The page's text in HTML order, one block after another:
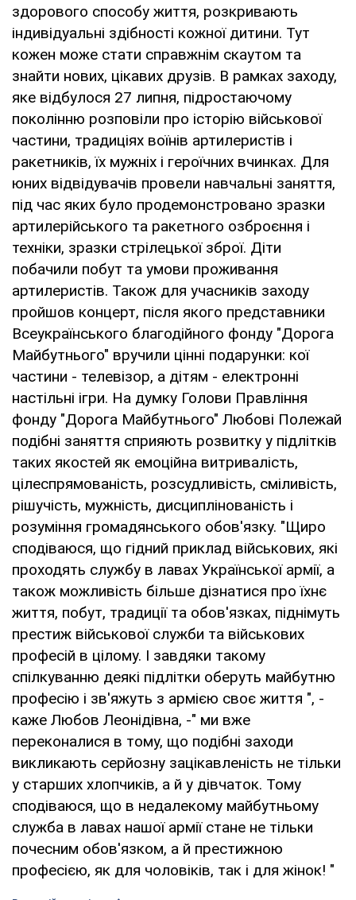
здорового способу життя, розкривають
індивідуальні здібності кожної дитини. Тут
кожен може стати справжнім скаутом та
знайти нових, цікавих друзів. В рамках заходу,
яке відбулося 27 липня, підростаючому
поколінню розповіли про історію військової
частини, традиціях воїнів артилеристів і
ракетників, їх мужніх і героїчних вчинках. Для
юних відвідувачів провели навчальні заняття,
під час яких було продемонстровано зразки
артилерійського та ракетного озброєння і
техніки, зразки стрілецької зброї. Діти
побачили побут та умови проживання
артилеристів. Також для учасників заходу
пройшов концерт, після якого представники
Всеукраїнського благодійного фонду "Дорога
Майбутнього" вручили цінні подарунки: кої
частини - телевізор, а дітям - електронні
настільні ігри. На думку Голови Правління
фонду "Дорога Майбутнього" Любові Полежай
подібні заняття сприяють розвитку у підлітків
таких якостей як емоційна витривалість,
цілеспрямованість, розсудливість, сміливість,
рішучість, мужність, дисциплінованість і
розуміння громадянського обов'язку. "Щиро
сподіваюся, що гідний приклад військових, які
проходять службу в лавах Української армії, а
також можливість більше дізнатися про їхнє
життя, побут, традиції та обов'язках, піднімуть
престиж військової служби та військових
професій в цілому. І завдяки такому
спілкуванню деякі підлітки оберуть майбутню
професію і зв'яжуть з армією своє життя ", -
каже Любов Леонідівна, -" ми вже
переконалися в тому, що подібні заходи
викликають серйозну зацікавленість не тільки
у старших хлопчиків, а й у дівчаток. Тому
сподіваюся, що в недалекому майбутньому
служба в лавах нашої армії стане не тільки
почесним обов'язком, а й престижною
професією, як для чоловіків, так і для жінок! "